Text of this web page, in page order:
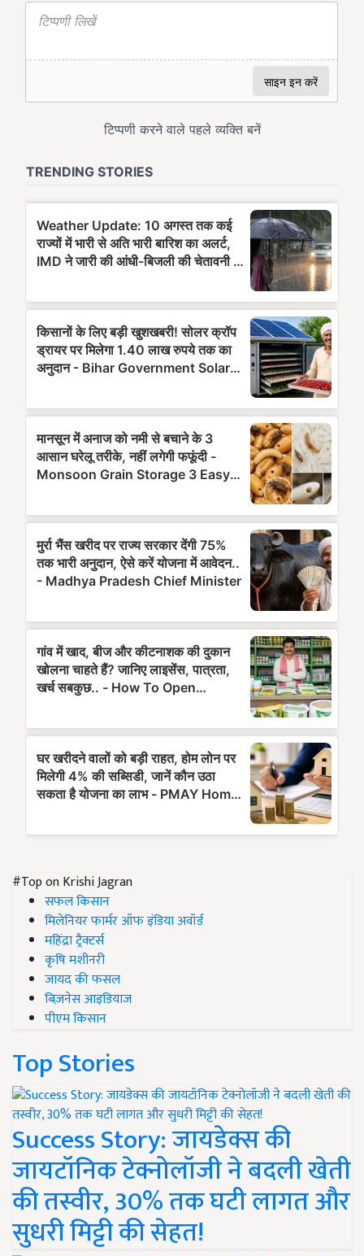
#Top on Krishi Jagran
सफल किसान
मिलेनियर फार्मर ऑफ इंडिया अवॉर्ड
महिंद्रा ट्रैक्टर्स
कृषि मशीनरी
जायद की फसल
बिज़नेस आइडियाज
पीएम किसान
Top Stories
Success Story: जायडेक्स की
जायटॉनिक टेक्नोलॉजी ने बदली खेती
की तस्वीर, 30% तक घटी लागत और
सुधरी मिट्टी की सेहत!